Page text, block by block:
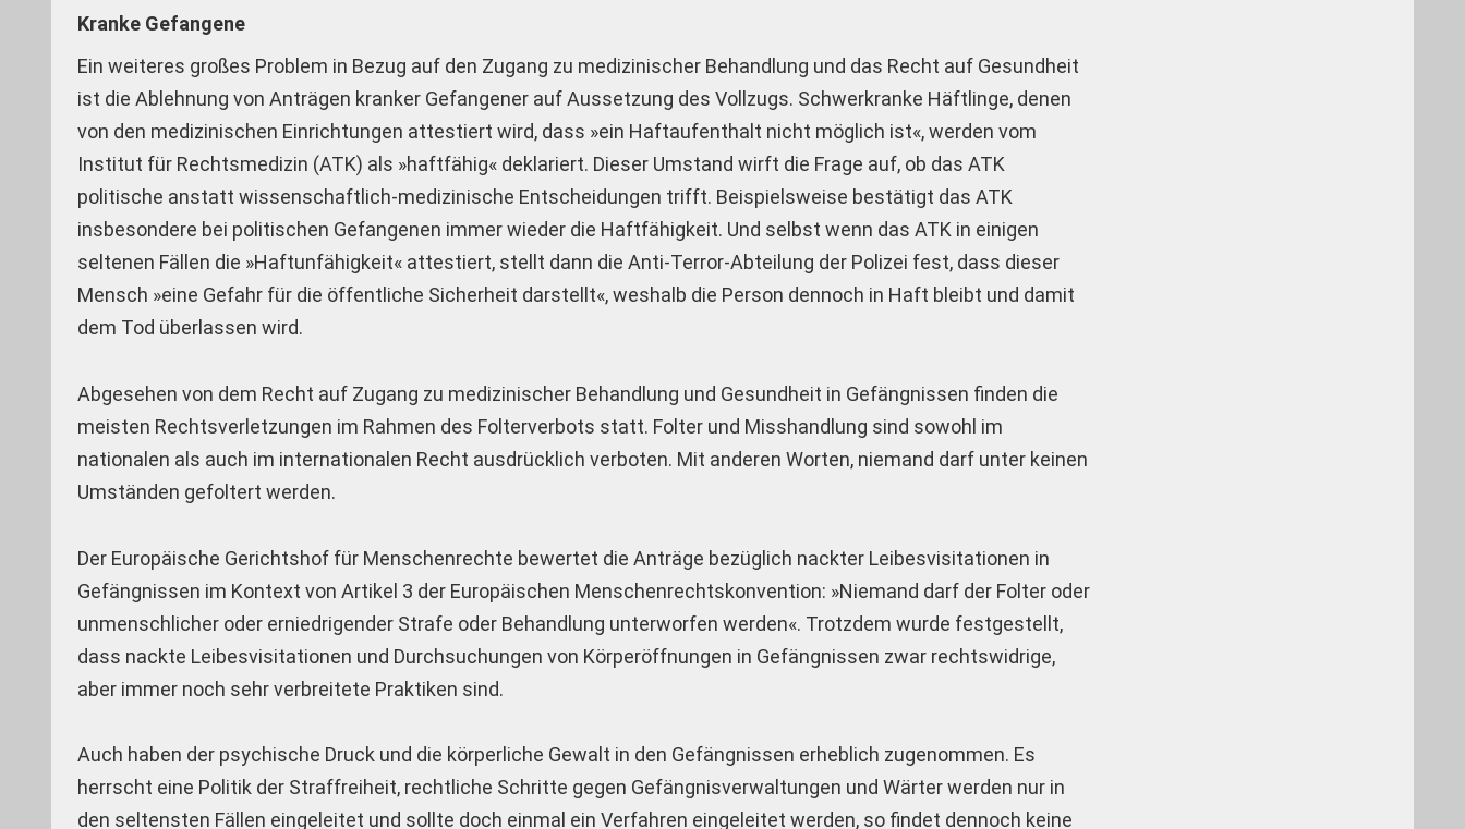
Kranke Gefangene
Ein weiteres großes Problem in Bezug auf den Zugang zu medizinischer Behandlung und das Recht auf Gesundheit
ist die Ablehnung von Anträgen kranker Gefangener auf Aussetzung des Vollzugs. Schwerkranke Häftlinge, denen
von den medizinischen Einrichtungen attestiert wird, dass »ein Haftaufenthalt nicht möglich ist«, werden vom
Institut für Rechtsmedizin (ATK) als »haftfähig« deklariert. Dieser Umstand wirft die Frage auf, ob das ATK
politische anstatt wissenschaftlich-medizinische Entscheidungen trifft. Beispielsweise bestätigt das ATK
insbesondere bei politischen Gefangenen immer wieder die Haftfähigkeit. Und selbst wenn das ATK in einigen
seltenen Fällen die »Haftunfähigkeit« attestiert, stellt dann die Anti-Terror-Abteilung der Polizei fest, dass dieser
Mensch »eine Gefahr für die öffentliche Sicherheit darstellt«, weshalb die Person dennoch in Haft bleibt und damit
dem Tod überlassen wird.
Abgesehen von dem Recht auf Zugang zu medizinischer Behandlung und Gesundheit in Gefängnissen finden die
meisten Rechtsverletzungen im Rahmen des Folterverbots statt. Folter und Misshandlung sind sowohl im
nationalen als auch im internationalen Recht ausdrücklich verboten. Mit anderen Worten, niemand darf unter keinen
Umständen gefoltert werden.
Der Europäische Gerichtshof für Menschenrechte bewertet die Anträge bezüglich nackter Leibesvisitationen in
Gefängnissen im Kontext von Artikel 3 der Europäischen Menschenrechtskonvention: »Niemand darf der Folter oder
unmenschlicher oder erniedrigender Strafe oder Behandlung unterworfen werden«. Trotzdem wurde festgestellt,
dass nackte Leibesvisitationen und Durchsuchungen von Körperöffnungen in Gefängnissen zwar rechtswidrige,
aber immer noch sehr verbreitete Praktiken sind.
Auch haben der psychische Druck und die körperliche Gewalt in den Gefängnissen erheblich zugenommen. Es
herrscht eine Politik der Straffreiheit, rechtliche Schritte gegen Gefängnisverwaltungen und Wärter werden nur in
den seltensten Fällen eingeleitet und sollte doch einmal ein Verfahren eingeleitet werden, so findet dennoch keine